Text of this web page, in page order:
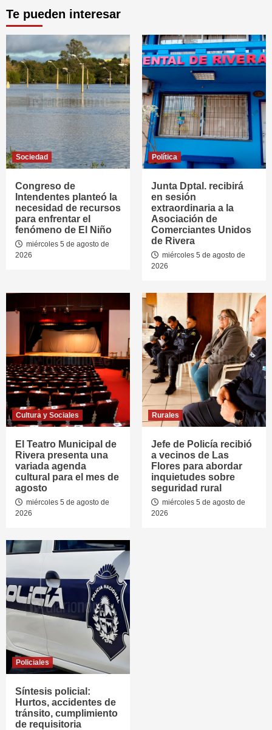
Te pueden interesar
Sociedad
Congreso de
Intendentes planteó la
necesidad de recursos
para enfrentar el
fenómeno de El Niño
miércoles 5 de agosto de
2026
Política
Junta Dptal. recibirá
en sesión
extraordinaria a la
Asociación de
Comerciantes Unidos
de Rivera
miércoles 5 de agosto de
2026
Cultura y Sociales
El Teatro Municipal de
Rivera presenta una
variada agenda
cultural para el mes de
agosto
miércoles 5 de agosto de
2026
Rurales
Jefe de Policía recibió
a vecinos de Las
Flores para abordar
inquietudes sobre
seguridad rural
miércoles 5 de agosto de
2026
Policiales
Síntesis policial:
Hurtos, accidentes de
tránsito, cumplimiento
de requisitoria